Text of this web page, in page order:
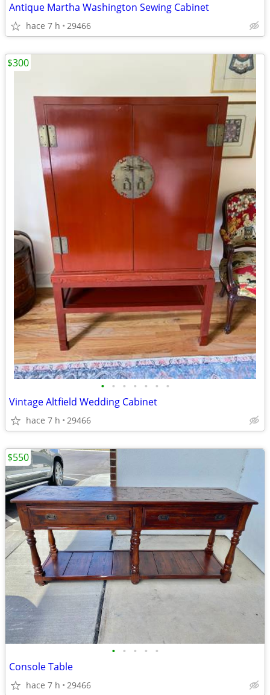
Antique Martha Washington Sewing Cabinet
hace 7 h 29466
• • • • • • •
Vintage Altfield Wedding Cabinet
hace 7 h 29466
$300
• • • • •
Console Table
hace 7 h 29466
$550